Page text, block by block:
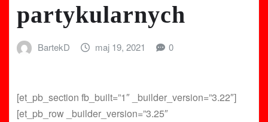
partykularnych
BartekD maj 19, 2021 0
[et_pb_section fb_built=”1″ _builder_version=”3.22″]
[et_pb_row _builder_version=”3.25″